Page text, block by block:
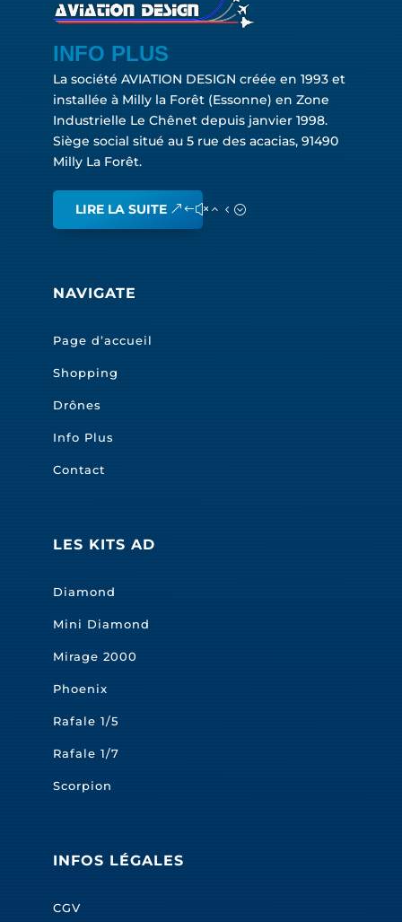
INFO PLUS
La société AVIATION DESIGN créée en 1993 et
installée à Milly la Forêt (Essonne) en Zone
Industrielle Le Chênet depuis janvier 1998.
Siège social situé au 5 rue des acacias, 91490
Milly La Forêt.
LIRE LA SUITE
NAVIGATE
Page d’accueil
Shopping
Drônes
Info Plus
Contact
LES KITS AD
Diamond
Mini Diamond
Mirage 2000
Phoenix
Rafale 1/5
Rafale 1/7
Scorpion
INFOS LÉGALES
CGV